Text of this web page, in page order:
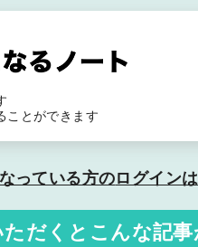
ことができます
っている方のログイン
だくと こんな記